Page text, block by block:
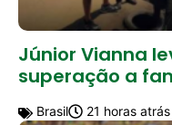
Júnior Vianna
superação a
Brasil 21 horas atrás